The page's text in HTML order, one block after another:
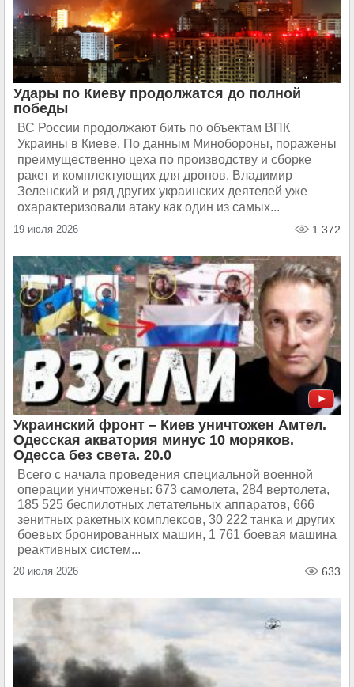
Удары по Киеву продолжатся до полной
победы
ВС России продолжают бить по объектам ВПК
Украины в Киеве. По данным Минобороны, поражены
преимущественно цеха по производству и сборке
ракет и комплектующих для дронов. Владимир
Зеленский и ряд других украинских деятелей уже
охарактеризовали атаку как один из самых...
19 июля 2026 1 372
Украинский фронт – Киев уничтожен Амтел.
Одесская акватория минус 10 моряков.
Одесса без света. 20.0
Всего с начала проведения специальной военной
операции уничтожены: 673 самолета, 284 вертолета,
185 525 беспилотных летательных аппаратов, 666
зенитных ракетных комплексов, 30 222 танка и других
боевых бронированных машин, 1 761 боевая машина
реактивных систем...
20 июля 2026 633